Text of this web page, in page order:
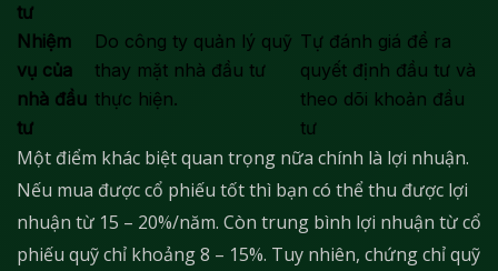
tư
Nhiệm
vụ của
nhà đầu
tư
Do công ty quản lý quỹ
thay mặt nhà đầu tư
thực hiện.
Tự đánh giá để ra
quyết định đầu tư và
theo dõi khoản đầu
tư
Một điểm khác biệt quan trọng nữa chính là lợi nhuận.
Nếu mua được cổ phiếu tốt thì bạn có thể thu được lợi
nhuận từ 15 – 20%/năm. Còn trung bình lợi nhuận từ cổ
phiếu quỹ chỉ khoảng 8 – 15%. Tuy nhiên, chứng chỉ quỹ